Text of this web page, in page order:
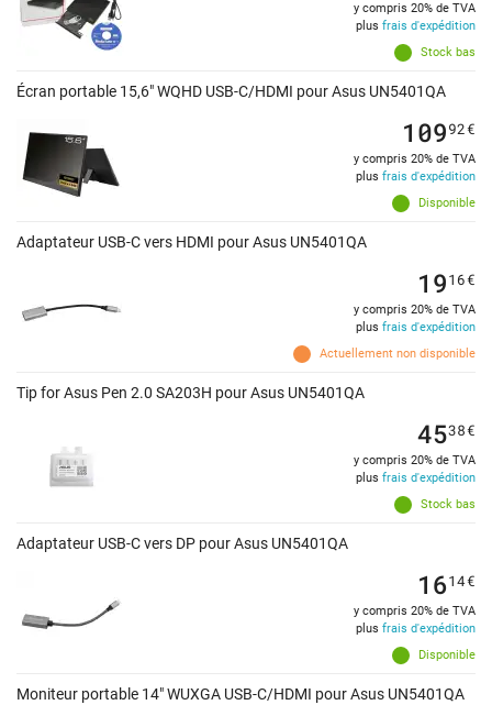
Stock bas
y compris 20% de TVA
plus frais d'expédition
Écran portable 15,6" WQHD USB-C/HDMI pour Asus UN5401QA
Disponible
10992€
y compris 20% de TVA
plus frais d'expédition
Adaptateur USB-C vers HDMI pour Asus UN5401QA
Actuellement non disponible
1916€
y compris 20% de TVA
plus frais d'expédition
Tip for Asus Pen 2.0 SA203H pour Asus UN5401QA
Stock bas
4538€
y compris 20% de TVA
plus frais d'expédition
Adaptateur USB-C vers DP pour Asus UN5401QA
Disponible
1614€
y compris 20% de TVA
plus frais d'expédition
Moniteur portable 14" WUXGA USB-C/HDMI pour Asus UN5401QA